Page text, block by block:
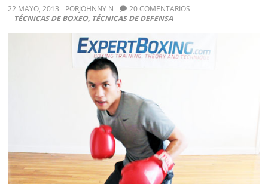
22 MAYO, 2013 PORJOHNNY N
TÉCNICAS DE BOXEO, TÉCNICAS DE DEFENSA
20 COMENTARIOS